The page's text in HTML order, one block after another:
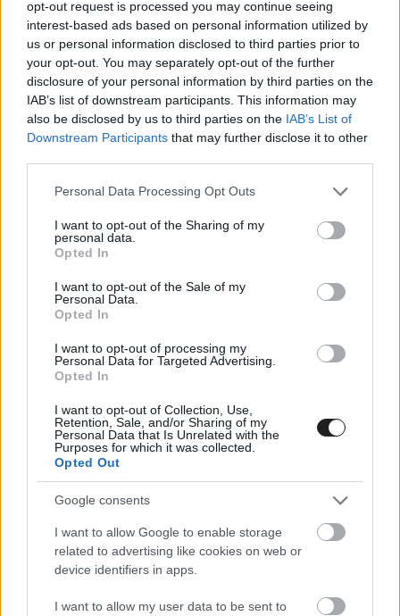
opt-out request is processed you may continue seeing
interest-based ads based on personal information utilized by
us or personal information disclosed to third parties prior to
your opt-out. You may separately opt-out of the further
disclosure of your personal information by third parties on the
IAB’s list of downstream participants. This information may
also be disclosed by us to third parties on the IAB’s List of
Downstream Participants that may further disclose it to other
Please note that this website/app uses one or more Google
not limited to your visit or usage behaviour. You may click to
grant or deny consent to Google and its third-party tags to
use your data for below specified purposes in below Google
consent section.
Personal Data Processing Opt Outs
I want to opt-out of the Sharing of my
personal data.
Opted In
I want to opt-out of the Sale of my
Personal Data.
Opted In
I want to opt-out of processing my
Personal Data for Targeted Advertising.
Opted In
I want to opt-out of Collection, Use,
Retention, Sale, and/or Sharing of my
Personal Data that Is Unrelated with the
Purposes for which it was collected.
Opted Out
Google consents
I want to allow Google to enable storage
related to advertising like cookies on web or
device identifiers in apps.
I want to allow my user data to be sent to
a fejlesztéseket, mint az ellenfeleink. Csak így
tudjuk ledolgozni a hátrányunkat.”
Az Osztrák Nagydíj a McLaren számára igazolta,
hogy az autó általános aerodinamikai
hiányosságai ugyanazok, mint eddig, illetve
továbbra sem tudják ugyanazt a teljesítményt
kisajtolni az erőforrásból, mint a gyári Mercedes.
Persze mivel ugyanazt a specifikációjú erőforrást
kapják meg Brixworthből, így rajtuk áll, hogy
milyen hatékonysággal tudják működtetni azt.
„A Mercedeshez viszonyított hátrányunk mindig
három és négy tizedmásodperc között mozgott.
Ennek nagy része a kanyarokban jelentkezik,
nagyjából 70 százalékban ott, és körülbelül 30
százalékban az egyenesekben. A kanyarokban
teljesen világos, mi ennek az oka: az ő autójuk
nagyobb leszorítóerőt termel, mint a miénk,
ezen dolgozunk jelenleg. Az egyenesekben